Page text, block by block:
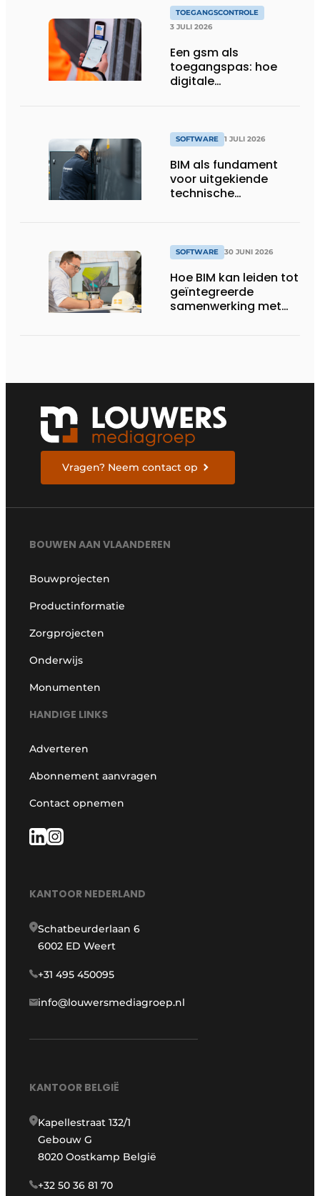
TOEGANGSCONTROLE
3 JULI 2026
Een gsm als
toegangspas: hoe
digitale
SOFTWARE 1 JULI 2026
BIM als fundament
voor uitgekiende
technische
SOFTWARE 30 JUNI 2026
Hoe BIM kan leiden tot
geïntegreerde
samenwerking met
Vragen? Neem contact op
BOUWEN AAN VLAANDEREN
Bouwprojecten
Productinformatie
Zorgprojecten
Onderwijs
Monumenten
HANDIGE LINKS
Adverteren
Abonnement aanvragen
Contact opnemen
KANTOOR NEDERLAND
Schatbeurderlaan 6
6002 ED Weert
+31 495 450095
info@louwersmediagroep.nl
KANTOOR BELGIË
Kapellestraat 132/1
Gebouw G
8020 Oostkamp België
+32 50 36 81 70